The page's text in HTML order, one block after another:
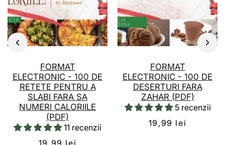
FORMAT
ELECTRONIC - 100 DE
RETETE PENTRU A
SLABI FARA SA
NUMERI CALORIILE
(PDF)
11 recenzii
19,99 lei
FORMAT
ELECTRONIC - 100 DE
DESERTURI FARA
ZAHAR (PDF)
5 recenzii
19,99 lei